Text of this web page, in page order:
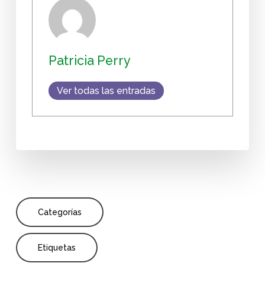
Patricia Perry
Ver todas las entradas
Categorías
Etiquetas